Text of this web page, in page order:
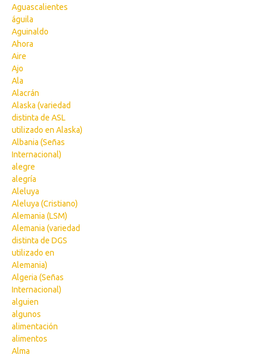
Aguascalientes
águila
Aguinaldo
Ahora
Aire
Ajo
Ala
Alacrán
Alaska (variedad
distinta de ASL
utilizado en Alaska)
Albania (Señas
Internacional)
alegre
alegría
Aleluya
Aleluya (Cristiano)
Alemania (LSM)
Alemania (variedad
distinta de DGS
utilizado en
Alemania)
Algeria (Señas
Internacional)
alguien
algunos
alimentación
alimentos
Alma